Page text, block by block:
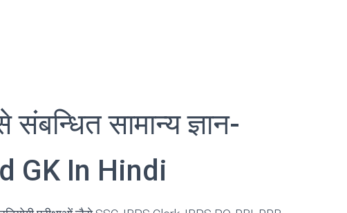
संबन्धित सामान्य ज्ञान-
GK In Hindi